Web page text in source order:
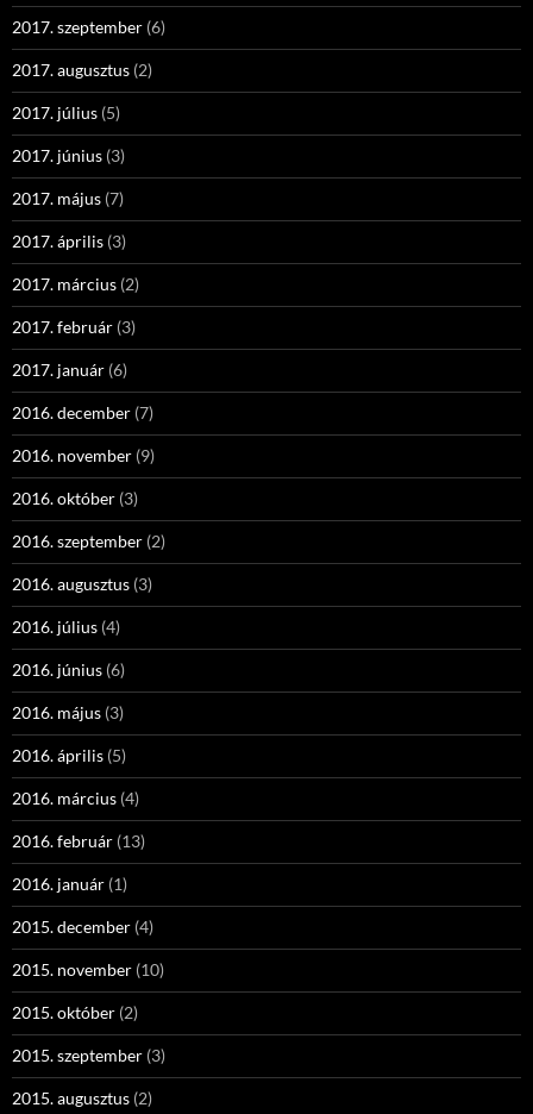
2017. szeptember (6)
2017. augusztus (2)
2017. július (5)
2017. június (3)
2017. május (7)
2017. április (3)
2017. március (2)
2017. február (3)
2017. január (6)
2016. december (7)
2016. november (9)
2016. október (3)
2016. szeptember (2)
2016. augusztus (3)
2016. július (4)
2016. június (6)
2016. május (3)
2016. április (5)
2016. március (4)
2016. február (13)
2016. január (1)
2015. december (4)
2015. november (10)
2015. október (2)
2015. szeptember (3)
2015. augusztus (2)